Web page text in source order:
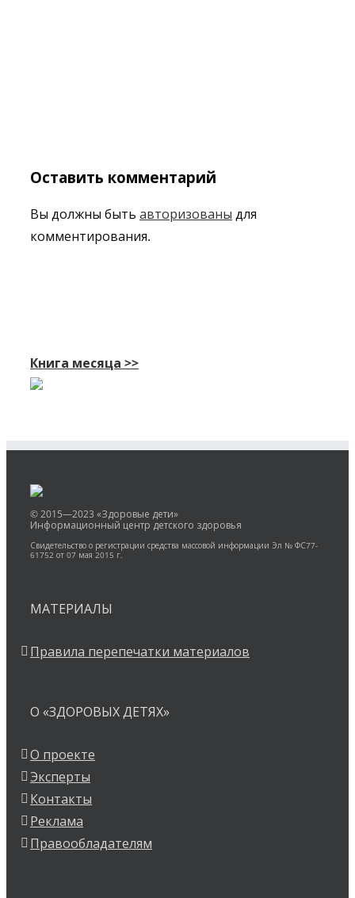
Оставить комментарий
Вы должны быть авторизованы для
комментирования.
Книга месяца >>
© 2015—2023 «Здоровые дети»
Информационный центр детского здоровья
Свидетельство о регистрации средства массовой информации Эл № ФС77-
61752 от 07 мая 2015 г.
МАТЕРИАЛЫ
Правила перепечатки материалов
О «ЗДОРОВЫХ ДЕТЯХ»
О проекте
Эксперты
Контакты
Реклама
Правообладателям